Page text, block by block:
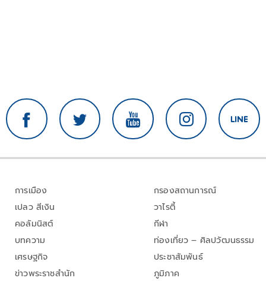
การเมือง
เปลว สีเงิน
คอลัมนิสต์
บทความ
เศรษฐกิจ
ข่าวพระราชสำนัก
กรองสถานการณ์
วาไรตี้
กีฬา
ท่องเที่ยว – ศิลปวัฒนธรรม
ประชาสัมพันธ์
ภูมิภาค